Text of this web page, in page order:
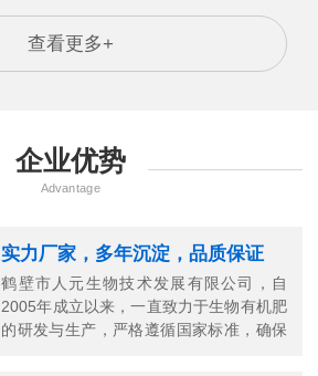
查看更多+
企业优势
Advantage
实力厂家，多年沉淀，品质保证
鹤壁市人元生物技术发展有限公司，自
2005年成立以来，一直致力于生物有机肥
的研发与生产，严格遵循国家标准，确保